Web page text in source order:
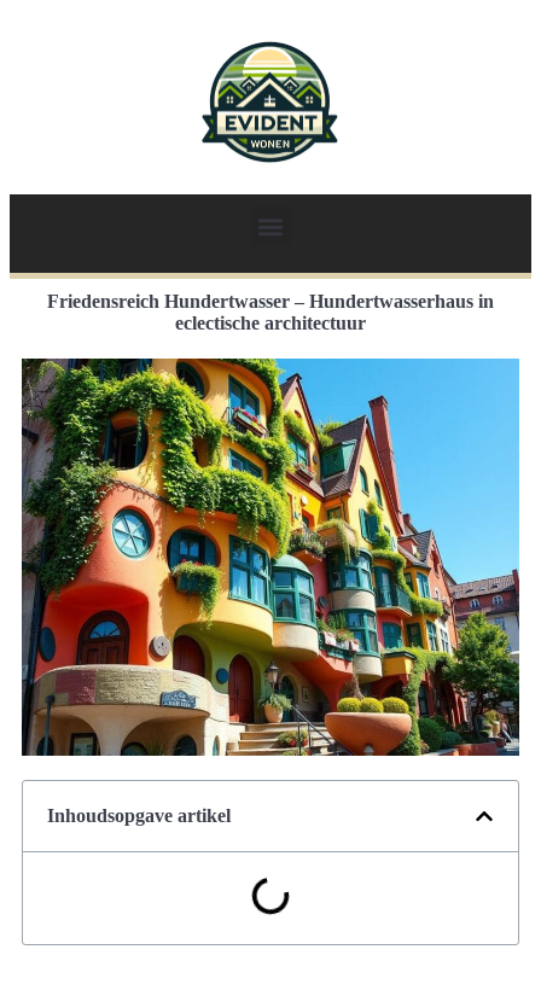
Friedensreich Hundertwasser – Hundertwasserhaus in
eclectische architectuur
Inhoudsopgave artikel